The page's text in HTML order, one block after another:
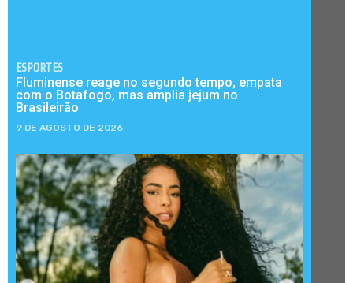
ESPORTES
Fluminense reage no segundo tempo, empata
com o Botafogo, mas amplia jejum no
Brasileirão
9 DE AGOSTO DE 2026